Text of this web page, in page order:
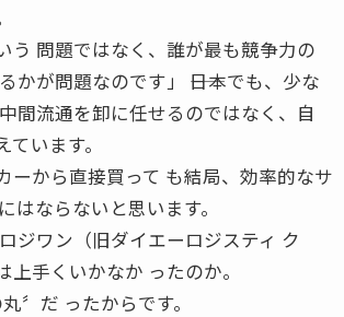
う 問題ではなく、誰が最も競争力の
かが問題なのです」 ――日本でも、少な
間流通を卸に任せるのではなく、自
います。
ーから直接買って も結局、効率的なサ
はならないと思います。
ジワン（旧ダイエーロジスティ ク
上手くいかなか ったのか。
〞だ ったからです。